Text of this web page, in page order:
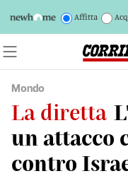
Affitta
Mondo
La diretta
un attacco
contro